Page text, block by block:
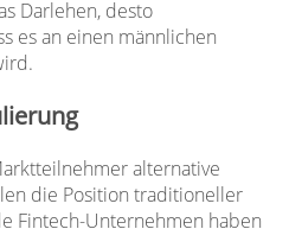
Darlehen, desto
es an einen männlichen
alternative
die Position traditioneller
Fintech-Unternehmen haben